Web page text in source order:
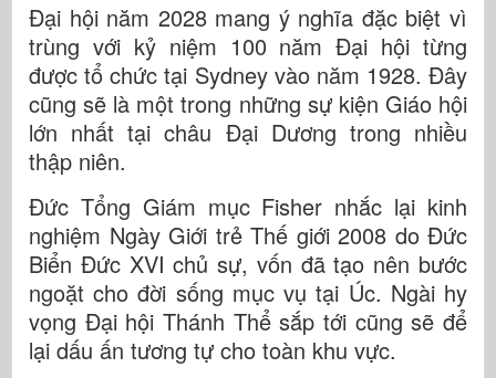
Đại hội năm 2028 mang ý nghĩa đặc biệt vì
trùng với kỷ niệm 100 năm Đại hội từng
được tổ chức tại Sydney vào năm 1928. Đây
cũng sẽ là một trong những sự kiện Giáo hội
lớn nhất tại châu Đại Dương trong nhiều
thập niên.
Đức Tổng Giám mục Fisher nhắc lại kinh
nghiệm Ngày Giới trẻ Thế giới 2008 do Đức
Biển Đức XVI chủ sự, vốn đã tạo nên bước
ngoặt cho đời sống mục vụ tại Úc. Ngài hy
vọng Đại hội Thánh Thể sắp tới cũng sẽ để
lại dấu ấn tương tự cho toàn khu vực.